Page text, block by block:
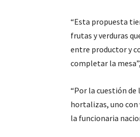
“Esta propuesta
frutas y verduras
entre productor y
completar la
“Por la cuestión de
hortalizas, uno con
la funcionaria